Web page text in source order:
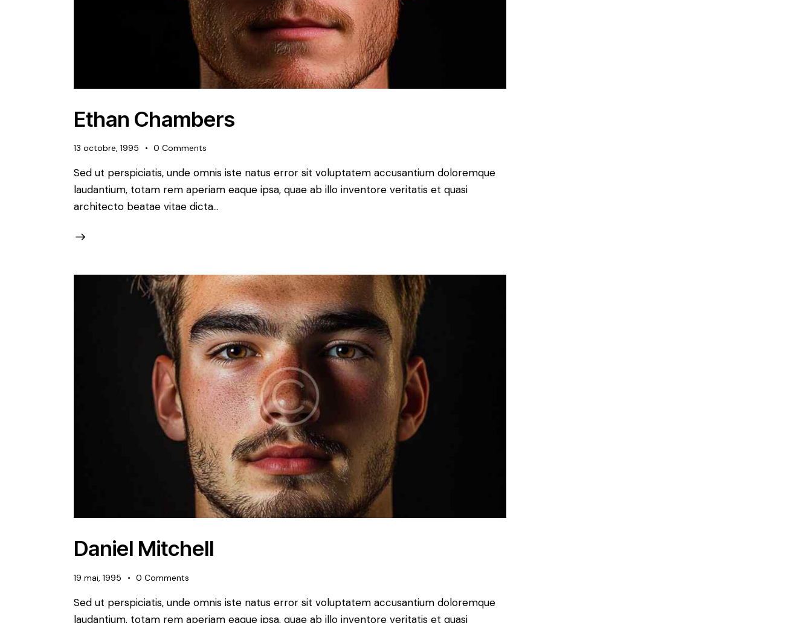
Ethan Chambers
13 octobre, 1995 0 Comments
Sed ut perspiciatis, unde omnis iste natus error sit voluptatem accusantium doloremque
laudantium, totam rem aperiam eaque ipsa, quae ab illo inventore veritatis et quasi
architecto beatae vitae dicta…
Daniel Mitchell
19 mai, 1995 0 Comments
Sed ut perspiciatis, unde omnis iste natus error sit voluptatem accusantium doloremque
laudantium, totam rem aperiam eaque ipsa, quae ab illo inventore veritatis et quasi